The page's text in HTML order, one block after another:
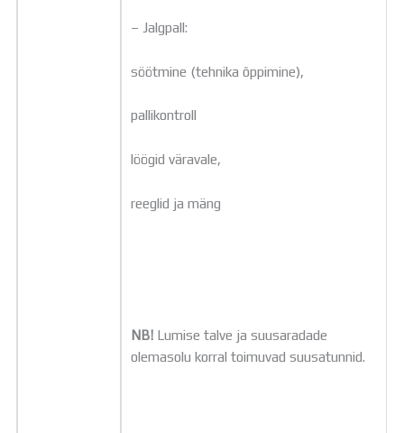
– Jalgpall:
söötmine (tehnika õppimine),
pallikontroll
löögid väravale,
reeglid ja mäng
NB! Lumise talve ja suusaradade
olemasolu korral toimuvad suusatunnid.